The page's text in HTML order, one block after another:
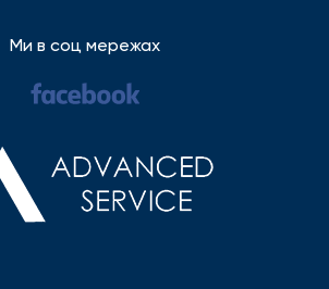
Ми в соц мережах